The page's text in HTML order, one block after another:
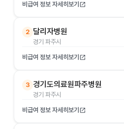
비급여 정보 자세히보기 open_in_new
2 달리자병원
경기 파주시
비급여 정보 자세히보기 open_in_new
3 경기도의료원파주병원
경기 파주시
비급여 정보 자세히보기 open_in_new